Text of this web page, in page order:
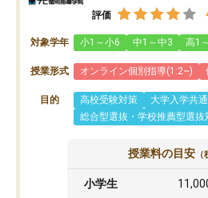
評価
対象学年 小1～小6 中1～中3 高1
授業形式 オンライン個別指導(1:2~)
目的 高校受験対策
大学入学共
総合型選抜・学校推薦型選抜
授業料の目安
小学生